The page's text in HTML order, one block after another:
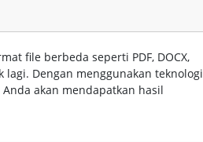
file berbeda seperti PDF, DOCX,
lagi. Dengan menggunakan teknologi
akan mendapatkan hasil